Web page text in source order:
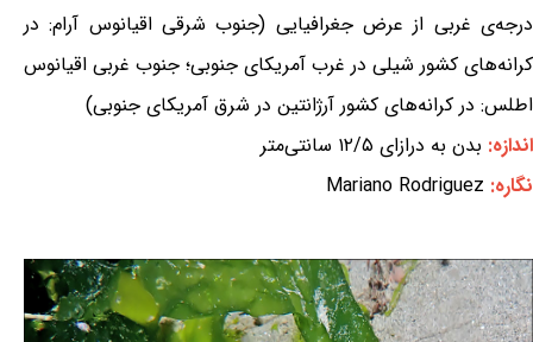
درجه‌ی غربی از عرض جغرافیایی (جنوب شرقی اقیانوس آرام: در
کرانه‌های کشور شیلی در غرب آمریکای جنوبی؛ جنوب غربی اقیانوس
اطلس: در کرانه‌های کشور آرژانتین در شرق آمریکای جنوبی)
اندازه: بدن به درازای ۱۲/۵ سانتی‌متر
نگاره: Mariano Rodriguez